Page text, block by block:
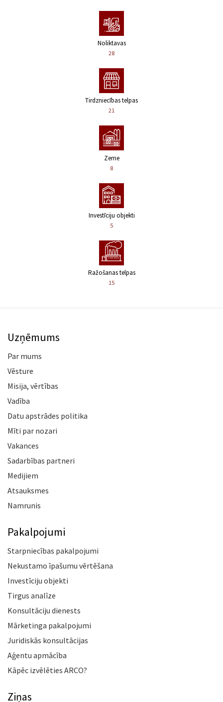
Noliktavas
28
Tirdzniecības telpas
21
Zeme
8
Investīciju objekti
5
Ražošanas telpas
15
Uzņēmums
Par mums
Vēsture
Misija, vērtības
Vadība
Datu apstrādes politika
Mīti par nozari
Vakances
Sadarbības partneri
Medijiem
Atsauksmes
Namrunis
Pakalpojumi
Starpniecības pakalpojumi
Nekustamo īpašumu vērtēšana
Investīciju objekti
Tirgus analīze
Konsultāciju dienests
Mārketinga pakalpojumi
Juridiskās konsultācijas
Aģentu apmācība
Kāpēc izvēlēties ARCO?
Ziņas